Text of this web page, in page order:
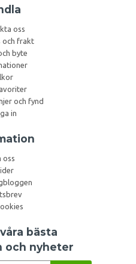
oss
och frakt
byte
och fynd
in
oss
bästa
och nyheter